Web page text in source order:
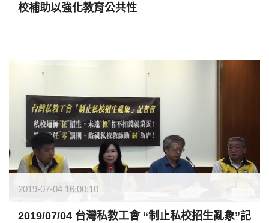
校補助以強化教育公共性
2019-07-04 16:00:10
2019/07/04 台灣私教工會 “制止私校招生亂象”記